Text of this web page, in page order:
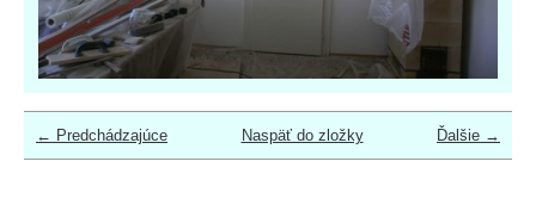
← Predchádzajúce Ďalšie →
Naspäť do zložky